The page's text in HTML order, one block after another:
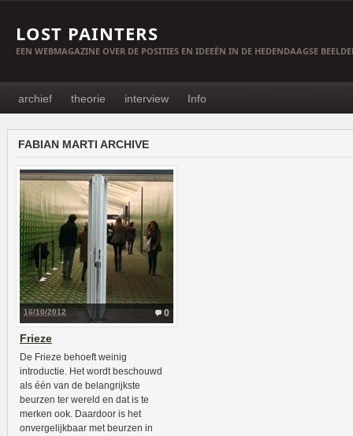
LOST PAINTERS
EEN WEBMAGAZINE OVER DE POSITIES EN IDEEËN IN DE HEDENDAAGSE
archief theorie interview Info
FABIAN MARTI ARCHIVE
0
16/10/2012
Frieze
De Frieze behoeft weinig
introductie. Het wordt beschouwd
als één van de belangrijkste
beurzen ter wereld en dat is te
merken ook. Daardoor is het
onvergelijkbaar met beurzen in